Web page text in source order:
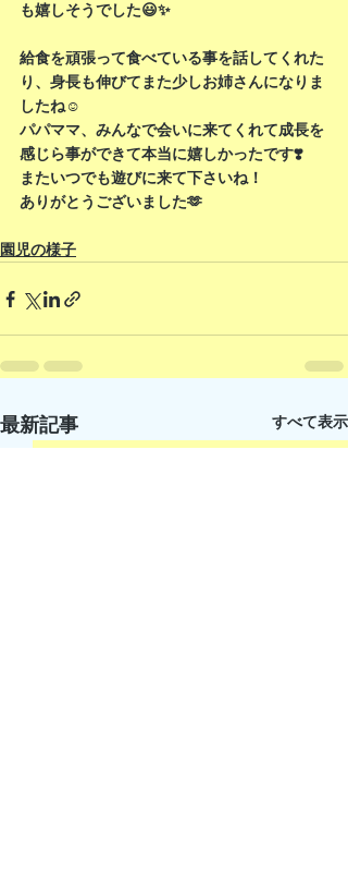
も嬉しそうでした😃✨
給食を頑張って食べている事を話してくれた
り、身長も伸びてまた少しお姉さんになりま
したね☺️
パパママ、みんなで会いに来てくれて成長を
感じら事ができて本当に嬉しかったです❣️
またいつでも遊びに来て下さいね！
ありがとうございました🫶
園児の様子
最新記事 すべて表示